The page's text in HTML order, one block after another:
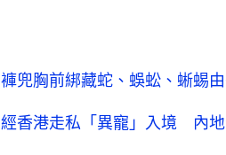
褲兜胸前綁藏蛇、蜈蚣、蜥蜴
經香港走私「異寵」入境 內